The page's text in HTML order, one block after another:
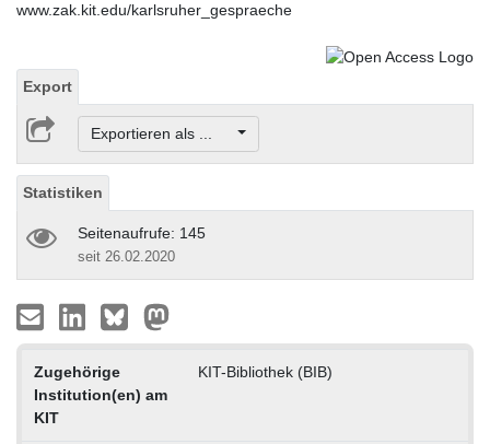
www.zak.kit.edu/karlsruher_gespraeche
Export
Exportieren als ...
Statistiken
Seitenaufrufe: 145
seit 26.02.2020
Zugehörige
Institution(en) am
KIT
KIT-Bibliothek (BIB)